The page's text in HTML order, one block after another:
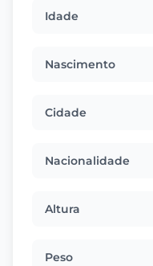
Idade
Nascimento
Cidade
Nacionalidade
Altura
Peso